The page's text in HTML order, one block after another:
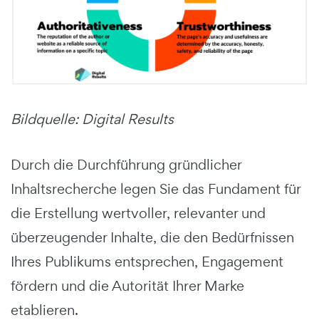
Bildquelle: Digital Results
Durch die Durchführung gründlicher
Inhaltsrecherche legen Sie das Fundament für
die Erstellung wertvoller, relevanter und
überzeugender Inhalte, die den Bedürfnissen
Ihres Publikums entsprechen, Engagement
fördern und die Autorität Ihrer Marke
etablieren.